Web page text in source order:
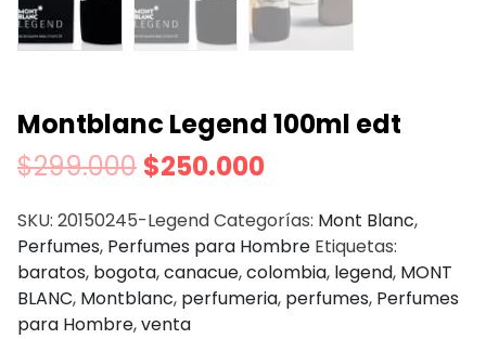
Montblanc Legend 100ml edt
$299.000 $250.000
SKU: 20150245-LegendCategorías: Mont Blanc,
Perfumes, Perfumes para Hombre Etiquetas:
baratos, bogota,canacue,colombia, legend, MONT
BLANC, Montblanc, perfumeria, perfumes, Perfumes
para Hombre,venta